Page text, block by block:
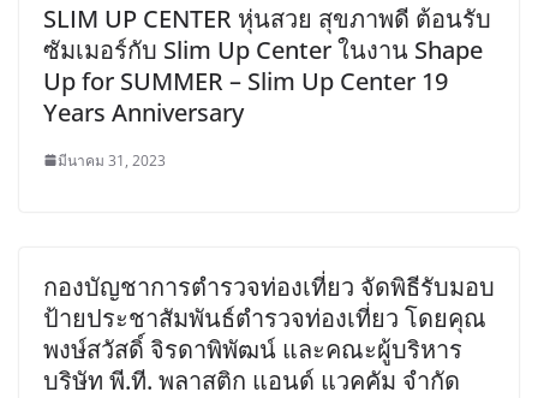
SLIM UP CENTER หุ่นสวย สุขภาพดี ต้อนรับ
ซัมเมอร์กับ Slim Up Center ในงาน Shape
Up for SUMMER – Slim Up Center 19
Years Anniversary
มีนาคม 31, 2023
กองบัญชาการตำรวจท่องเที่ยว จัดพิธีรับมอบ
ป้ายประชาสัมพันธ์ตำรวจท่องเที่ยว โดยคุณ
พงษ์สวัสดิ์ จิรดาพิพัฒน์ และคณะผู้บริหาร
บริษัท พี.ที. พลาสติก แอนด์ แวคคัม จำกัด